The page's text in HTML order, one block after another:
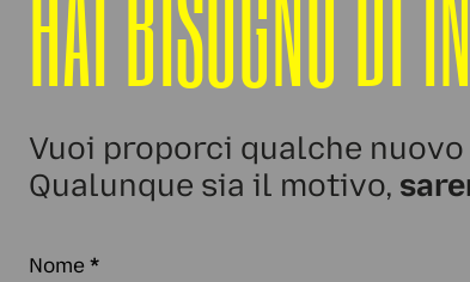
Vuoi proporci qualche
Qualunque sia il motivo,
Nome *